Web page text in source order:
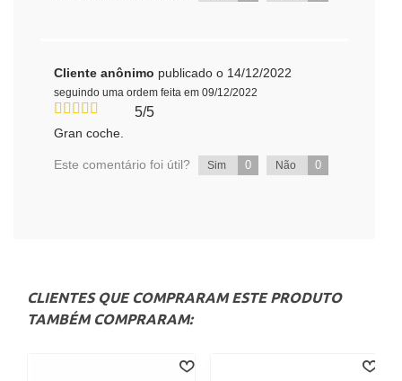
Cliente anônimo publicado o 14/12/2022
seguindo uma ordem feita em 09/12/2022
5/5
Gran coche.
Este comentário foi útil? Sim 0 Não 0
CLIENTES QUE COMPRARAM ESTE PRODUTO
TAMBÉM COMPRARAM: